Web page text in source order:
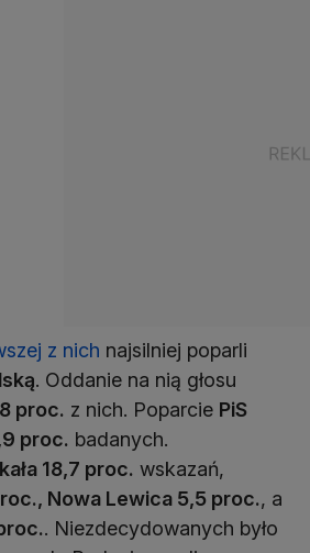
z nich najsilniej poparli
. Oddanie na nią głosu
proc. z nich. Poparcie PiS
proc. badanych.
18,7 proc. wskazań,
Nowa Lewica 5,5 proc., a
. Niezdecydowanych było